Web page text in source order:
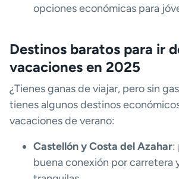
opciones económicas para
Destinos baratos para ir
vacaciones en 2025
¿Tienes ganas de viajar, pero sin
tienes algunos destinos
vacaciones de verano:
Castellón y Costa del Azahar:
buena conexión por carretera